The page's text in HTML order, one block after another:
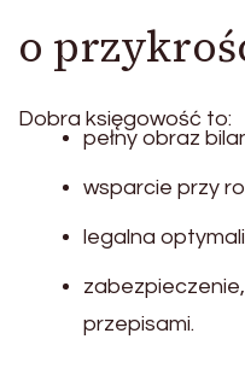
o
Dobra księgowość to:
pełny obraz
wsparcie przy
legalna
przepisami.